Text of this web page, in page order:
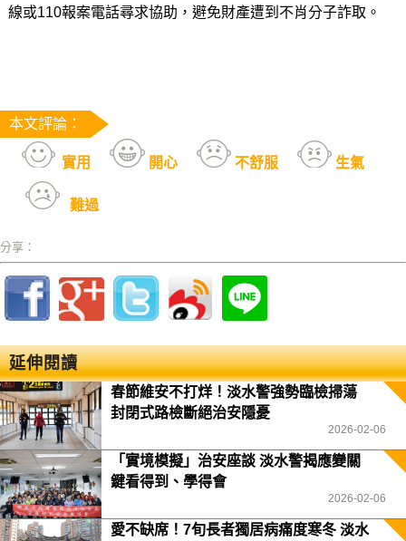
線或110報案電話尋求協助，避免財產遭到不肖分子詐取。
本文評論：
實用 開心 不舒服 生氣
難過
分享：
延伸閱讀
春節維安不打烊！淡水警強勢臨檢掃蕩
封閉式路檢斷絕治安隱憂
2026-02-06
「實境模擬」治安座談 淡水警揭應變關
鍵看得到、學得會
2026-02-06
愛不缺席！7旬長者獨居病痛度寒冬 淡水